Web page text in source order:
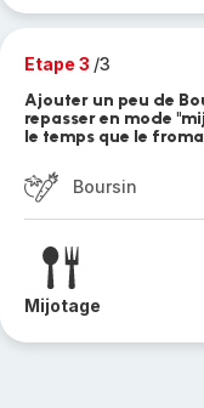
Etape 3 /3
Ajouter un peu de
repasser en mode
le temps que le
Boursin
Mijotage